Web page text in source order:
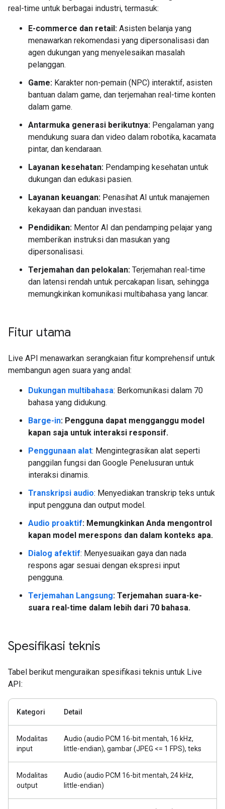
real-time untuk berbagai industri, termasuk:
E-commerce dan retail: Asisten belanja yang
menawarkan rekomendasi yang dipersonalisasi dan
agen dukungan yang menyelesaikan masalah
pelanggan.
Game: Karakter non-pemain (NPC) interaktif, asisten
bantuan dalam game, dan terjemahan real-time konten
dalam game.
Antarmuka generasi berikutnya: Pengalaman yang
mendukung suara dan video dalam robotika, kacamata
pintar, dan kendaraan.
Layanan kesehatan: Pendamping kesehatan untuk
dukungan dan edukasi pasien.
Layanan keuangan: Penasihat AI untuk manajemen
kekayaan dan panduan investasi.
Pendidikan: Mentor AI dan pendamping pelajar yang
memberikan instruksi dan masukan yang
dipersonalisasi.
Terjemahan dan pelokalan: Terjemahan real-time
dan latensi rendah untuk percakapan lisan, sehingga
memungkinkan komunikasi multibahasa yang lancar.
Fitur utama
Live API menawarkan serangkaian fitur komprehensif untuk
membangun agen suara yang andal:
Dukungan multibahasa: Berkomunikasi dalam 70
bahasa yang didukung.
Barge-in: Pengguna dapat mengganggu model
kapan saja untuk interaksi responsif.
Penggunaan alat: Mengintegrasikan alat seperti
panggilan fungsi dan Google Penelusuran untuk
interaksi dinamis.
Transkripsi audio: Menyediakan transkrip teks untuk
input pengguna dan output model.
Audio proaktif: Memungkinkan Anda mengontrol
kapan model merespons dan dalam konteks apa.
Dialog afektif: Menyesuaikan gaya dan nada
respons agar sesuai dengan ekspresi input
pengguna.
Terjemahan Langsung: Terjemahan suara-ke-
suara real-time dalam lebih dari 70 bahasa.
Spesifikasi teknis
Tabel berikut menguraikan spesifikasi teknis untuk Live
API:
Kategori Detail
Modalitas
input
Audio (audio PCM 16-bit mentah, 16 kHz,
little-endian), gambar (JPEG <= 1 FPS), teks
Modalitas
output
Audio (audio PCM 16-bit mentah, 24 kHz,
little-endian)